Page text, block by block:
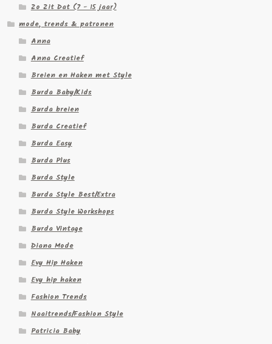
Zo Zit Dat (7 - 15 jaar)
mode, trends & patronen
Anna
Anna Creatief
Breien en Haken met Style
Burda Baby/Kids
Burda breien
Burda Creatief
Burda Easy
Burda Plus
Burda Style
Burda Style Best/Extra
Burda Style Workshops
Burda Vintage
Diana Mode
Evy Hip Haken
Evy hip haken
Fashion Trends
Naaitrends/Fashion Style
Patricia Baby